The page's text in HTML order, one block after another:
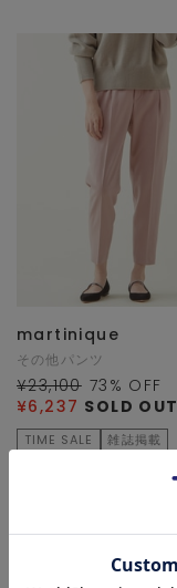
martinique
その他パンツ
¥23,100 73 % OFF
¥6,237 SOLD OUT
TIME SALE 雑誌掲載